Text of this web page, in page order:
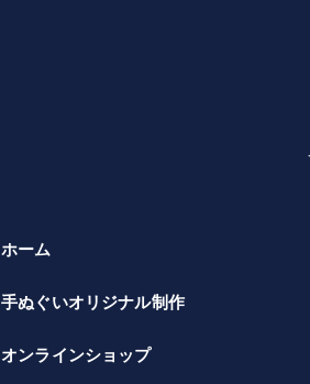
ホーム
手ぬぐいオリジナル制作
オンラインショップ